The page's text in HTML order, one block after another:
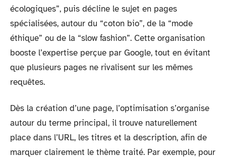
écologiques”, puis décline le sujet en pages
spécialisées, autour du “coton bio”, de la “mode
éthique” ou de la “slow fashion”. Cette organisation
booste l’expertise perçue par Google, tout en évitant
que plusieurs pages ne rivalisent sur les mêmes
requêtes.
Dès la création d’une page, l’optimisation s’organise
autour du terme principal, il trouve naturellement
place dans l’URL, les titres et la description, afin de
marquer clairement le thème traité. Par exemple, pour